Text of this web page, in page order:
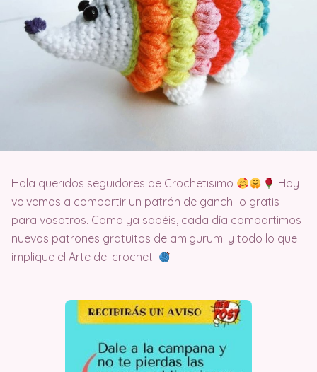
Hola queridos seguidores de Crochetisimo
Hoy
volvemos a compartir un patrón de ganchillo gratis
para vosotros. Como ya sabéis, cada día compartimos
nuevos patrones gratuitos de amigurumi y todo lo que
implique el Arte del crochet